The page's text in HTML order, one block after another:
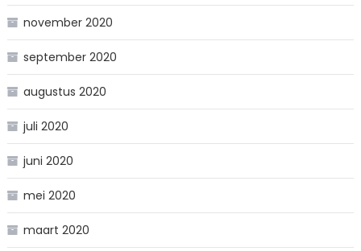
november 2020
september 2020
augustus 2020
juli 2020
juni 2020
mei 2020
maart 2020